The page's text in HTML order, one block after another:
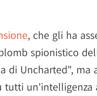
, che gli ha
spionistico
di Uncharted", ma
tutti un'intelligenza